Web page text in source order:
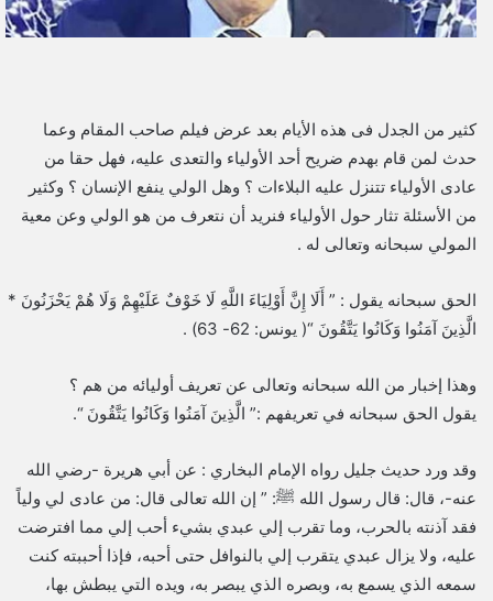
ن
ي
ا
كثير من الجدل فى هذه الأيام بعد عرض فيلم صاحب المقام وعما
حدث لمن قام بهدم ضريح أحد الأولياء والتعدى عليه، فهل حقا من
عادى الأولياء تتنزل عليه البلاءات ؟ وهل الولي ينفع الإنسان ؟ وكثير
من الأسئلة تثار حول الأولياء فنريد أن نتعرف من هو الولي وعن معية
المولي سبحانه وتعالى له .
الحق سبحانه يقول : ” أَلَا إِنَّ أَوْلِيَاءَ اللَّهِ لَا خَوْفٌ عَلَيْهِمْ وَلَا هُمْ يَحْزَنُونَ *
الَّذِينَ آمَنُوا وَكَانُوا يَتَّقُونَ “( يونس: 62- 63) .
وهذا إخبار من الله سبحانه وتعالى عن تعريف أوليائه من هم ؟
يقول الحق سبحانه في تعريفهم :” الَّذِينَ آمَنُوا وَكَانُوا يَتَّقُونَ “.
وقد ورد حديث جليل رواه الإمام البخاري : عن أبي هريرة -رضي الله
عنه-، قال: قال رسول الله ﷺ: ” إن الله تعالى قال: من عادى لي ولياً
فقد آذنته بالحرب، وما تقرب إلي عبدي بشيء أحب إلي مما افترضت
عليه، ولا يزال عبدي يتقرب إلي بالنوافل حتى أحبه، فإذا أحببته كنت
سمعه الذي يسمع به، وبصره الذي يبصر به، ويده التي يبطش بها،